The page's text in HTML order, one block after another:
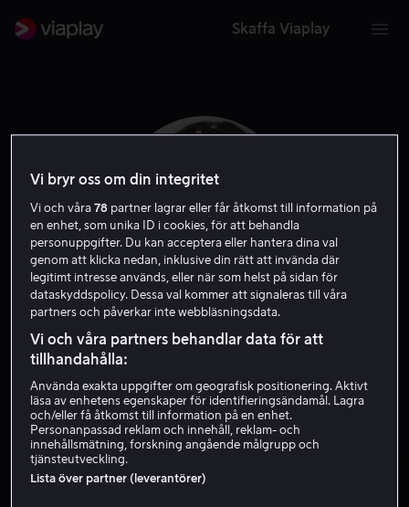
Skaffa Viaplay
Mila Harris
Vi bryr oss om din integritet
Vi och våra78 partner lagrar eller får åtkomst till information på
en enhet, som unika ID i cookies, för att behandla
personuppgifter. Du kan acceptera eller hantera dina val
genom att klicka nedan, inklusive din rätt att invända där
legitimt intresse används, eller när som helst på sidan för
dataskyddspolicy. Dessa val kommer att signaleras till våra
partners och påverkar inte webbläsningsdata.
Vi och våra partners behandlar data för att
tillhandahålla:
Använda exakta uppgifter om geografisk positionering. Aktivt
läsa av enhetens egenskaper för identifieringsändamål. Lagra
och/eller få åtkomst till information på en enhet.
Personanpassad reklam och innehåll, reklam- och
innehållsmätning, forskning angående målgrupp och
tjänsteutveckling.
Lista över partner (leverantörer)